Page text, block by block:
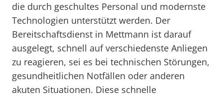
die durch geschultes Personal und modernste
Technologien unterstützt werden. Der
Bereitschaftsdienst in Mettmann ist darauf
ausgelegt, schnell auf verschiedenste Anliegen
zu reagieren, sei es bei technischen Störungen,
gesundheitlichen Notfällen oder anderen
akuten Situationen. Diese schnelle